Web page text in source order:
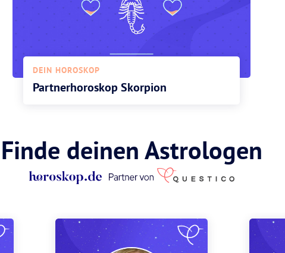
DEIN HOROSKOP
Partnerhoroskop Skorpion
Finde deinen Astrologen